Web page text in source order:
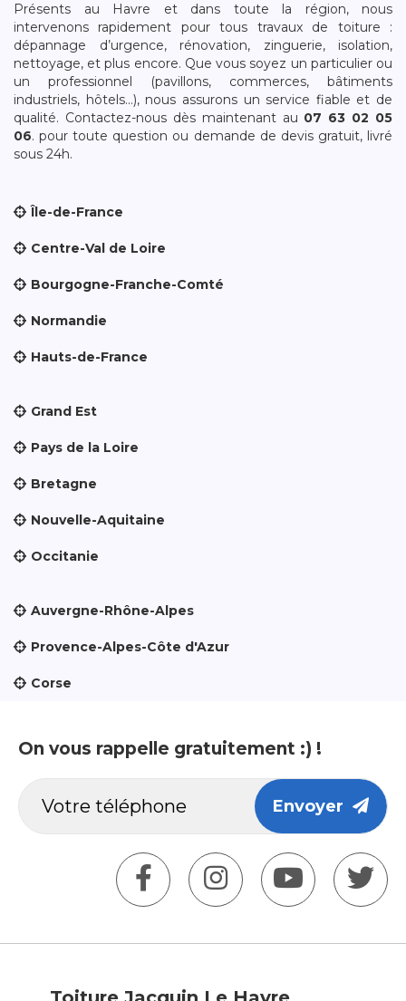
Présents au Havre et dans toute la région, nous
intervenons rapidement pour tous travaux de toiture :
dépannage d’urgence, rénovation, zinguerie, isolation,
nettoyage, et plus encore. Que vous soyez un particulier ou
un professionnel (pavillons, commerces, bâtiments
industriels, hôtels…), nous assurons un service fiable et de
qualité. Contactez-nous dès maintenant au 07 63 02 05
06. pour toute question ou demande de devis gratuit, livré
sous 24h.
Île-de-France
Centre-Val de Loire
Bourgogne-Franche-Comté
Normandie
Hauts-de-France
Grand Est
Pays de la Loire
Bretagne
Nouvelle-Aquitaine
Occitanie
Auvergne-Rhône-Alpes
Provence-Alpes-Côte d'Azur
Corse
On vous rappelle gratuitement :) !
Envoyer